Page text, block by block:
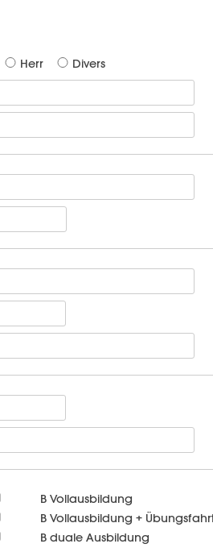
Herr
Divers
B Vollausbildung
B Vollausbildung +
B duale Ausbildung